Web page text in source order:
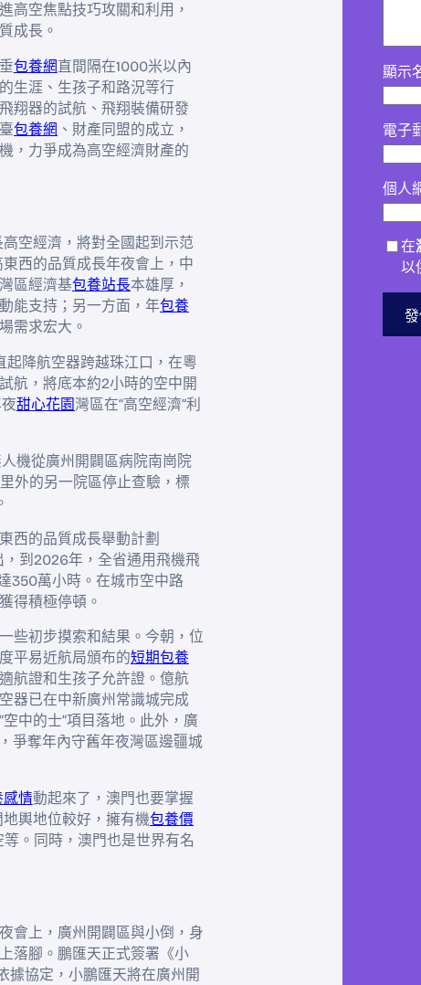
高空焦點技巧攻關和利用，
成長。
包養網直間隔在1000米以內
生涯、生孩子和路況等行
翔器的試航、飛翔裝備研發
包養網 、財產同盟的成立，
，力爭成為高空經濟財產的
空經濟，將對全國起到示范
西的品質成長年夜會上，中
區經濟基包養站長本雄厚，
能支持；另一方面，年包養
需求宏大。
降航空器跨越珠江口，在粵
航，將底本約2小時的空中開
甜心花園灣區在“高空經濟”利
機從廣州開闢區病院南崗院
外的另一院區停止查驗，標
西的品質成長舉動計劃
到2026年，全省通用飛機飛
350萬小時。在城市空中路
得積極停頓。
些初步摸索和結果。今朝，位
平易近航局頒布的短期包養
航證和生孩子允許證。億航
器已在中新廣州常識城完成
空中的士”項目落地。此外，廣
爭奪年內守舊年夜灣區邊疆城
感情動起來了，澳門也要掌握
輿地位較好，擁有機包養價
。同時，澳門也是世界有名
會上，廣州開闢區與小倒，身
落腳。鵬匯天正式簽署《小
據協定，小鵬匯天將在廣州開
顯示
電子
個人
在
以